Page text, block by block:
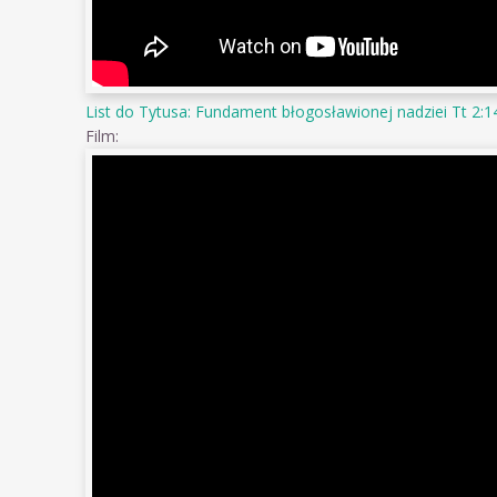
List do Tytusa: Fundament błogosławionej nadziei Tt
Film: